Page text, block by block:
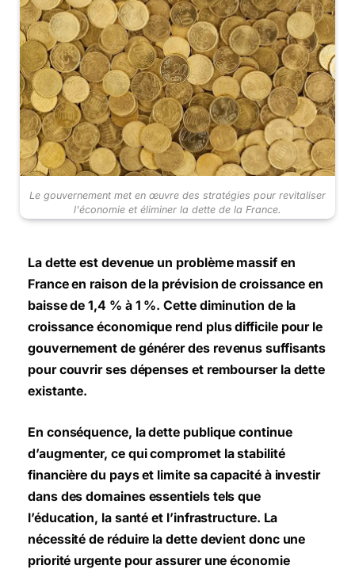
Le gouvernement met en œuvre des stratégies pour revitaliser
l'économie et éliminer la dette de la France.
La dette est devenue un problème massif en
France en raison de la prévision de croissance en
baisse de 1,4 % à 1 %. Cette diminution de la
croissance économique rend plus difficile pour le
gouvernement de générer des revenus suffisants
pour couvrir ses dépenses et rembourser la dette
existante.
En conséquence, la dette publique continue
d’augmenter, ce qui compromet la stabilité
financière du pays et limite sa capacité à investir
dans des domaines essentiels tels que
l’éducation, la santé et l’infrastructure. La
nécessité de réduire la dette devient donc une
priorité urgente pour assurer une économie